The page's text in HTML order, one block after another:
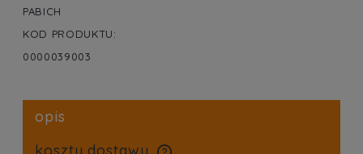
PABICH
KOD PRODUKTU:
0000039003
opis
koszty dostawy